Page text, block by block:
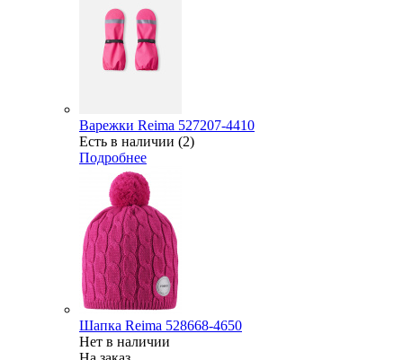
Варежки Reima 527207-4410
Есть в наличии (2)
Подробнее
Шапка Reima 528668-4650
Нет в наличии